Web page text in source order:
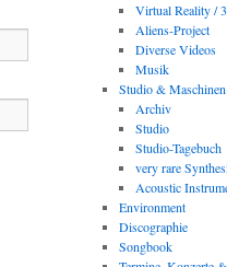
Virtual Reality /
Aliens-Project
Diverse Videos
Musik
Studio & Maschinen
Archiv
Studio
Studio-Tagebuch
very rare
Acoustic
Environment
Discographie
Songbook